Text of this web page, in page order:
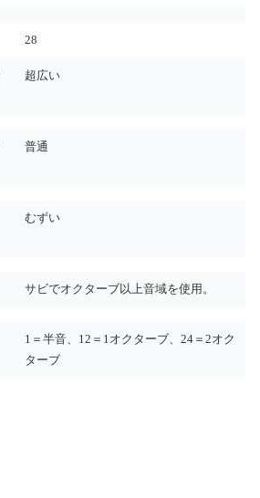
28
超広い
普通
むずい
サビでオクターブ以上音域を使用。
1＝半音、12＝1オクターブ、24＝2オク
ターブ